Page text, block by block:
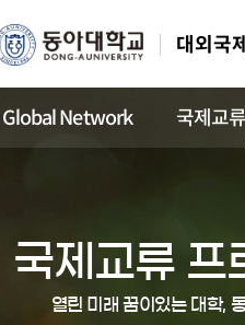
대외국
Global Network 국제교
국제교류 프
열린 미래 꿈이있는 대학,